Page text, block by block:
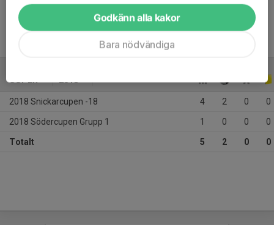
CUPER 2018
2018 Snickarcupen -18 4 2 0 0
2018 Södercupen Grupp 1 1 0 0 0
Totalt 5 2 0 0
Godkänn alla kakor
Bara nödvändiga